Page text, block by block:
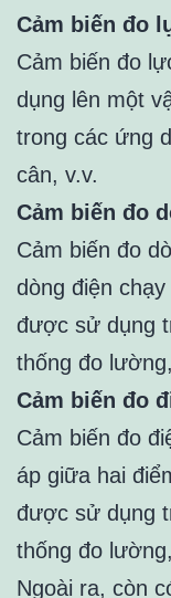
Cảm biến đo
Cảm biến đo
dụng lên một
trong các ứng
cân, v.v.
Cảm biến đo
Cảm biến đo
dòng điện
được sử dụng
thống đo
Cảm biến đo
Cảm biến đo
áp giữa hai
được sử dụng
thống đo
Ngoài ra, còn